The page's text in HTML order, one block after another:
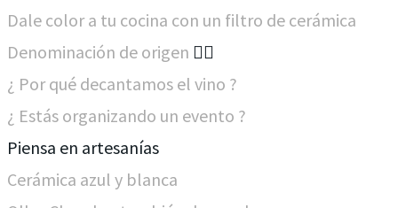
Dale color a tu cocina con un filtro de cerámica
Denominación de origen 🙋‍♂️
¿ Por qué decantamos el vino ?
¿ Estás organizando un evento ?
​Piensa en artesanías
Cerámica azul y blanca